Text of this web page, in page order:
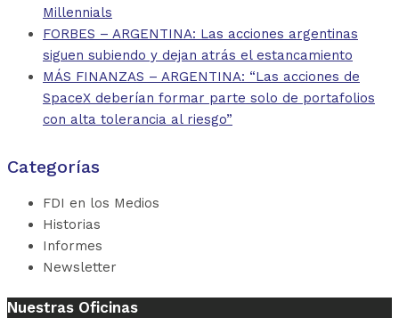
Millennials
FORBES – ARGENTINA: Las acciones argentinas
siguen subiendo y dejan atrás el estancamiento
MÁS FINANZAS – ARGENTINA: “Las acciones de
SpaceX deberían formar parte solo de portafolios
con alta tolerancia al riesgo”
Categorías
FDI en los Medios
Historias
Informes
Newsletter
Nuestras Oficinas